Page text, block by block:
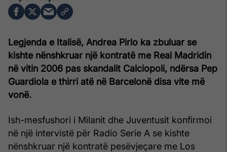
Legjenda e Italisë, Andrea Pirlo ka zbuluar se
kishte nënshkruar një kontratë me Real Madridin
në vitin 2006 pas skandalit Calciopoli, ndërsa Pep
Guardiola e thirri atë në Barcelonë disa vite më
vonë.
Ish-mesfushori i Milanit dhe Juventusit konfirmoi
në një intervistë për Radio Serie A se kishte
nënshkruar një kontratë pesëvjeçare me Los